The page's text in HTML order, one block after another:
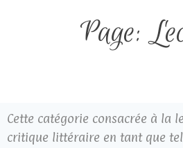
Page:
Cette catégorie consacrée à la
critique littéraire en tant que